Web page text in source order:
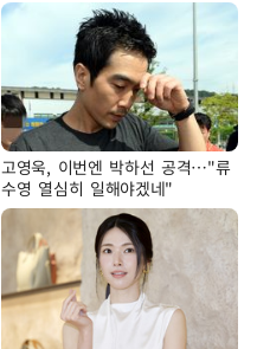
고영욱, 이번엔 박하선 공격…"류
수영 열심히 일해야겠네"